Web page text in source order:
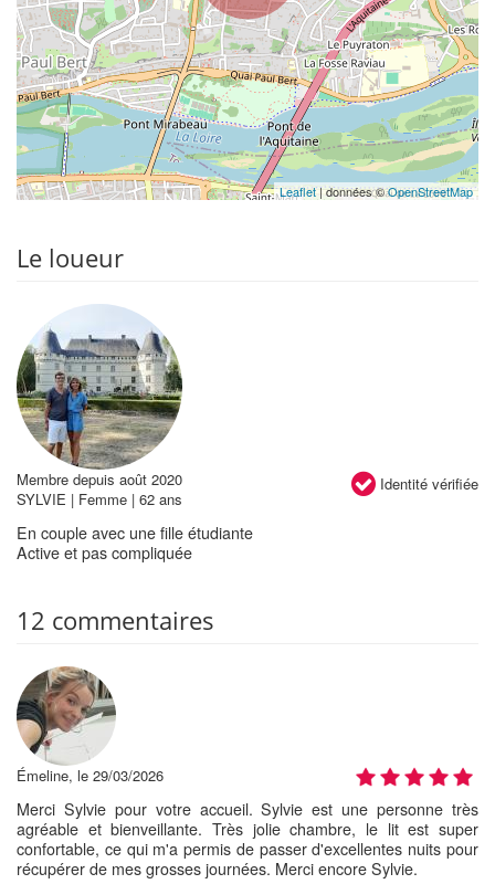
Leaflet| données ©OpenStreetMap
Le loueur
Identité vérifiée
Membre depuis août 2020
SYLVIE | Femme | 62 ans
En couple avec une fille étudiante
Active et pas compliquée
12 commentaires
Émeline, le 29/03/2026
Merci Sylvie pour votre accueil. Sylvie est une personne très
agréable et bienveillante. Très jolie chambre, le lit est super
confortable, ce qui m'a permis de passer d'excellentes nuits pour
récupérer de mes grosses journées. Merci encore Sylvie.